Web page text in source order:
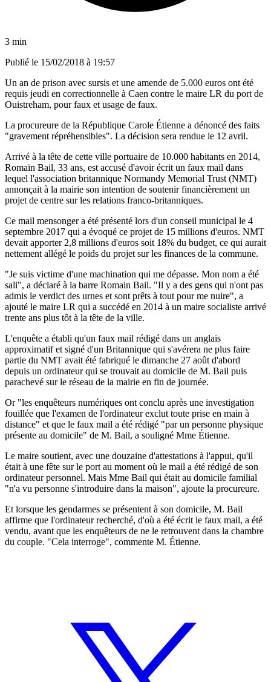
3 min
Publié le 15/02/2018 à 19:57
Un an de prison avec sursis et une amende de 5.000 euros ont été
requis jeudi en correctionnelle à Caen contre le maire LR du port de
Ouistreham, pour faux et usage de faux.
La procureure de la République Carole Étienne a dénoncé des faits
"gravement répréhensibles". La décision sera rendue le 12 avril.
Arrivé à la tête de cette ville portuaire de 10.000 habitants en 2014,
Romain Bail, 33 ans, est accusé d'avoir écrit un faux mail dans
lequel l'association britannique Normandy Memorial Trust (NMT)
annonçait à la mairie son intention de soutenir financièrement un
projet de centre sur les relations franco-britanniques.
Ce mail mensonger a été présenté lors d'un conseil municipal le 4
septembre 2017 qui a évoqué ce projet de 15 millions d'euros. NMT
devait apporter 2,8 millions d'euros soit 18% du budget, ce qui aurait
nettement allégé le poids du projet sur les finances de la commune.
"Je suis victime d'une machination qui me dépasse. Mon nom a été
sali", a déclaré à la barre Romain Bail. "Il y a des gens qui n'ont pas
admis le verdict des urnes et sont prêts à tout pour me nuire", a
ajouté le maire LR qui a succédé en 2014 à un maire socialiste arrivé
trente ans plus tôt à la tête de la ville.
L'enquête a établi qu'un faux mail rédigé dans un anglais
approximatif et signé d'un Britannique qui s'avérera ne plus faire
partie du NMT avait été fabriqué le dimanche 27 août d'abord
depuis un ordinateur qui se trouvait au domicile de M. Bail puis
parachevé sur le réseau de la mairie en fin de journée.
Or "les enquêteurs numériques ont conclu après une investigation
fouillée que l'examen de l'ordinateur exclut toute prise en main à
distance" et que le faux mail a été rédigé "par un personne physique
présente au domicile" de M. Bail, a souligné Mme Étienne.
Le maire soutient, avec une douzaine d'attestations à l'appui, qu'il
était à une fête sur le port au moment où le mail a été rédigé de son
ordinateur personnel. Mais Mme Bail qui était au domicile familial
"n'a vu personne s'introduire dans la maison", ajoute la procureure.
Et lorsque les gendarmes se présentent à son domicile, M. Bail
affirme que l'ordinateur recherché, d'où a été écrit le faux mail, a été
vendu, avant que les enquêteurs de ne le retrouvent dans la chambre
du couple. "Cela interroge", commente M. Étienne.